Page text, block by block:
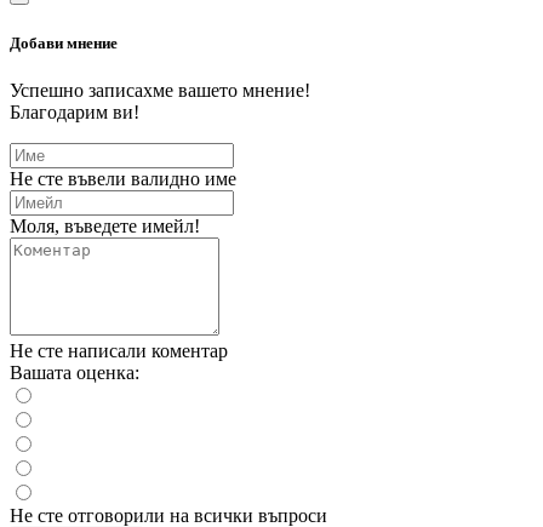
Добави мнение
Успешно записахме вашето мнение!
Благодарим ви!
Не сте въвели валидно име
Моля, въведете имейл!
Не сте написали коментар
Вашата оценка:
Не сте отговорили на всички въпроси